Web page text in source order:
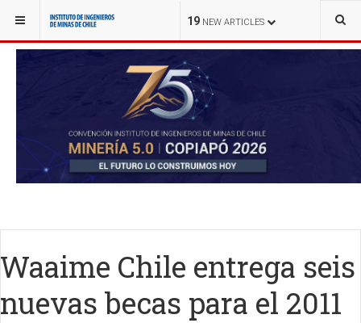
19 NEW ARTICLES
YOU ARE HERE: NOTICIAS ACTIVIDADES DE EXTENSIÓN
Waaime Chile entrega seis
nuevas becas para el 2011